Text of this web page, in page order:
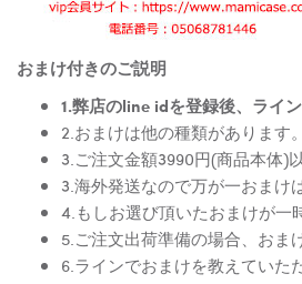
おまけ付きのご説明
1.弊店のline idを登録後、ライ
2.おまけは他の種類があります
3.ご注文金額3990円(商品本体)
3.海外発送なので万が一おまけ
4.もしお選び頂いたおまけが一
5.ご注文出荷準備の場合、おま
6.ラインでおまけを教えていた